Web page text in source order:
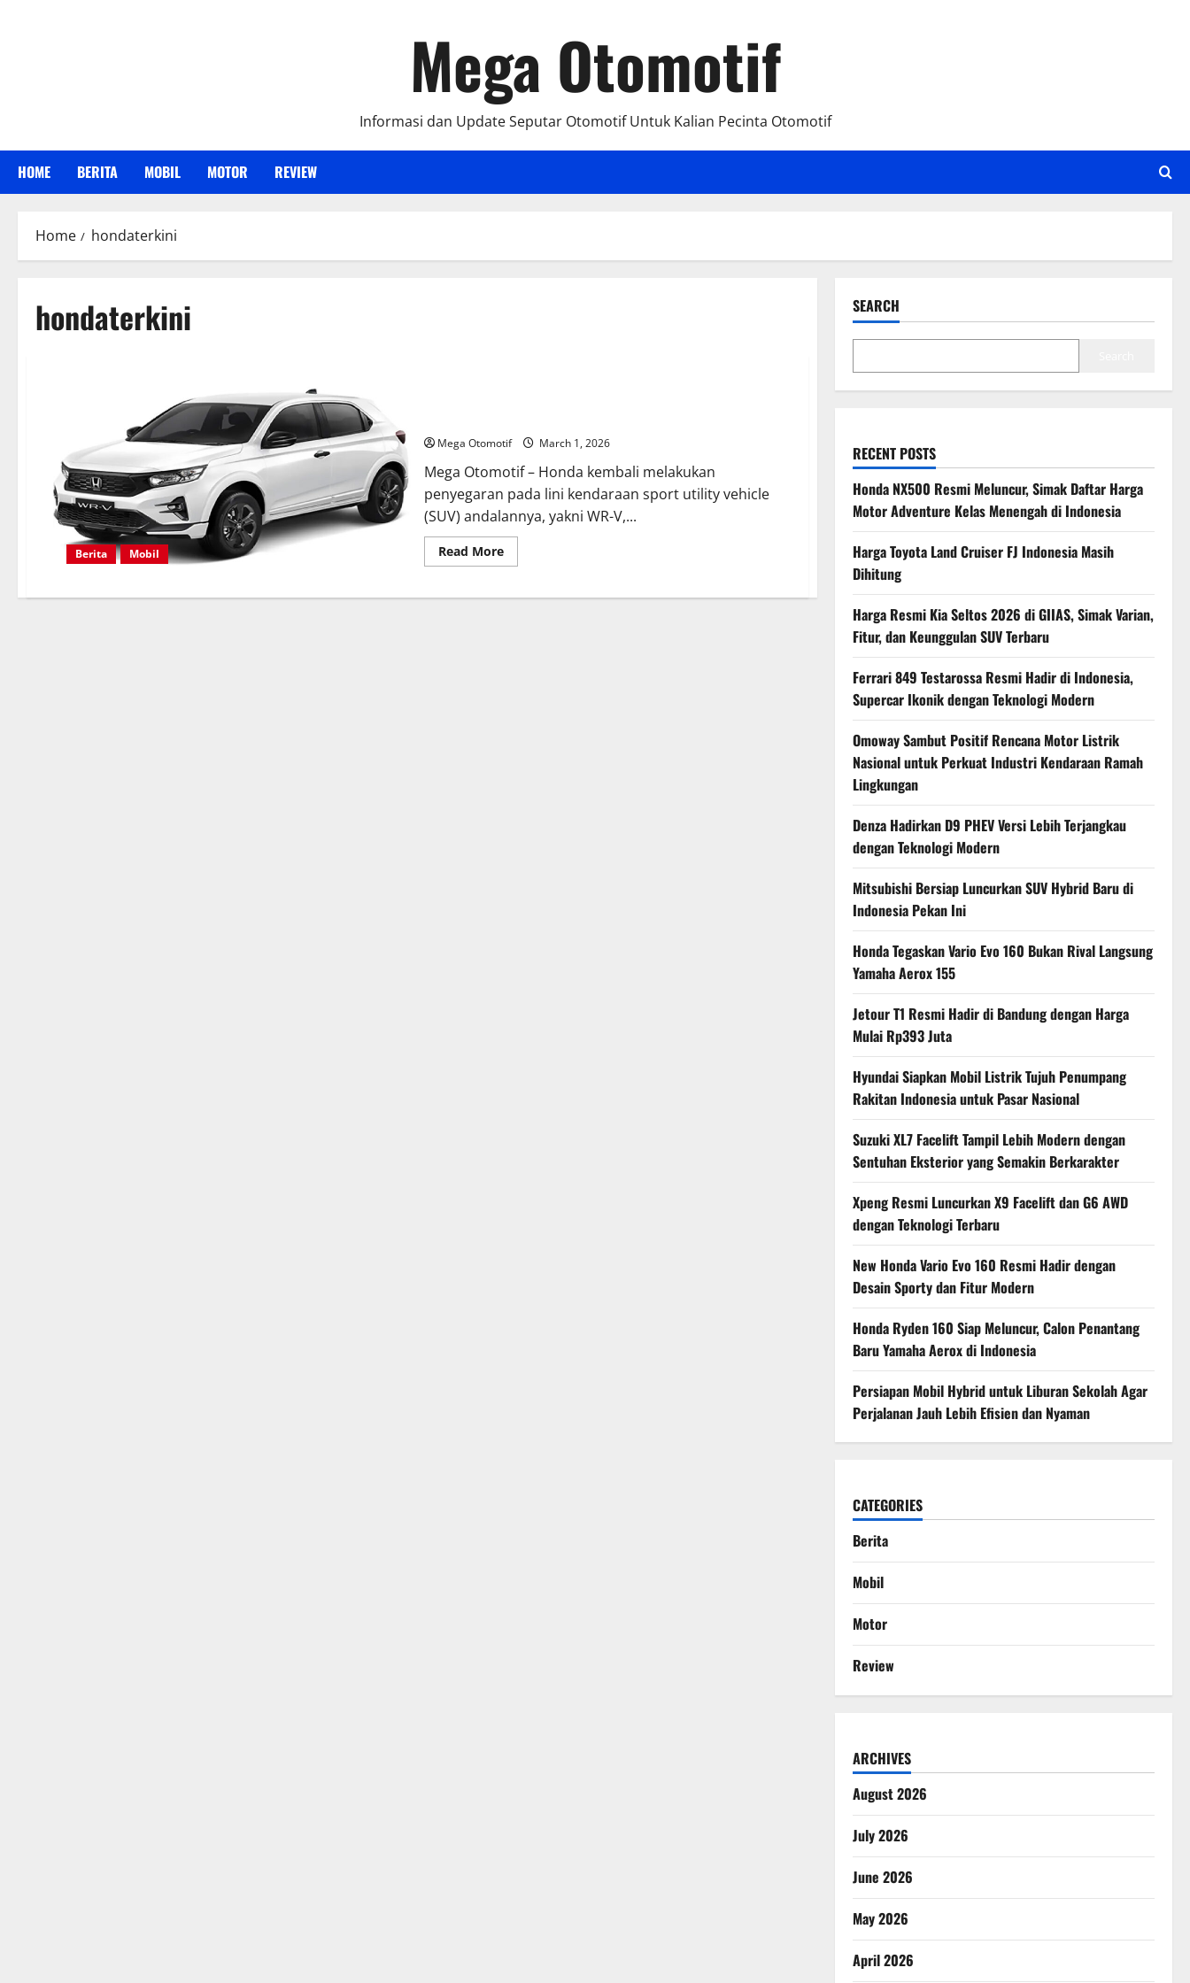
Mega Otomotif
Informasi dan Update Seputar Otomotif Untuk Kalian Pecinta Otomotif
HOME BERITA MOBIL MOTOR REVIEW
Home hondaterkini
hondaterkini
Berita Mobil
Mega Otomotif March 1, 2026
Mega Otomotif – Honda kembali melakukan
penyegaran pada lini kendaraan sport utility vehicle
(SUV) andalannya, yakni WR-V,...
Read MoreRead
more
Segarkan
SEARCH
RECENT POSTS
Honda NX500 Resmi Meluncur, Simak Daftar Harga
Motor Adventure Kelas Menengah di Indonesia
Harga Toyota Land Cruiser FJ Indonesia Masih
Dihitung
Harga Resmi Kia Seltos 2026 di GIIAS, Simak Varian,
Fitur, dan Keunggulan SUV Terbaru
Ferrari 849 Testarossa Resmi Hadir di Indonesia,
Supercar Ikonik dengan Teknologi Modern
Omoway Sambut Positif Rencana Motor Listrik
Nasional untuk Perkuat Industri Kendaraan Ramah
Lingkungan
Denza Hadirkan D9 PHEV Versi Lebih Terjangkau
dengan Teknologi Modern
Mitsubishi Bersiap Luncurkan SUV Hybrid Baru di
Indonesia Pekan Ini
Honda Tegaskan Vario Evo 160 Bukan Rival Langsung
Yamaha Aerox 155
Jetour T1 Resmi Hadir di Bandung dengan Harga
Mulai Rp393 Juta
Hyundai Siapkan Mobil Listrik Tujuh Penumpang
Rakitan Indonesia untuk Pasar Nasional
Suzuki XL7 Facelift Tampil Lebih Modern dengan
Sentuhan Eksterior yang Semakin Berkarakter
Xpeng Resmi Luncurkan X9 Facelift dan G6 AWD
dengan Teknologi Terbaru
New Honda Vario Evo 160 Resmi Hadir dengan
Desain Sporty dan Fitur Modern
Honda Ryden 160 Siap Meluncur, Calon Penantang
Baru Yamaha Aerox di Indonesia
Persiapan Mobil Hybrid untuk Liburan Sekolah Agar
Perjalanan Jauh Lebih Efisien dan Nyaman
CATEGORIES
Berita
Mobil
Motor
Review
ARCHIVES
August 2026
July 2026
June 2026
May 2026
April 2026